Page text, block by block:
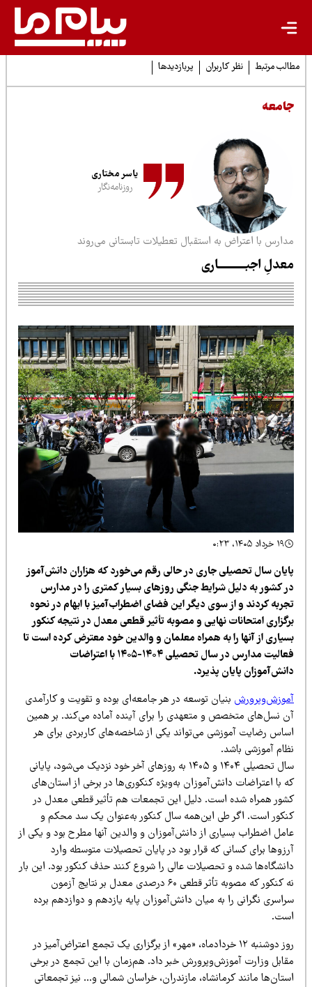
مرتبط نظر کاربران پربازدیدها
یاسر مختاری
روزنامه‌نگار
با اعتراض به استقبال تعطیلات تابستانی می‌روند
اجبــــــــــاری
سال تحصیلی جاری در حالی رقم می‌خورد که هزاران دانش‌آموز
کشور به دلیل شرایط جنگی روزهای بسیار کمتری را در مدارس
کردند و از سوی دیگر این فضای اضطراب‌آمیز با ابهام در نحوه
امتحانات نهایی و مصوبه تأثیر قطعی معدل در نتیجه کنکور
از آنها را به همراه معلمان و والدین خود معترض کرده است تا
فعالیت مدارس در سال تحصیلی ۱۴۰۴-۱۴۰۵ با اعتراضات
پایان پذیرد.
بنیان توسعه در هر جامعه‌ای بوده و تقویت و کارآمدی
نسل‌های متخصص و متعهدی را برای آینده آماده می‌کند. بر همین
رضایت آموزشی می‌تواند یکی از شاخصه‌های کاربردی برای هر
آموزشی باشد.
سال تحصیلی ۱۴۰۴ و ۱۴۰۵ به روزهای آخر خود نزدیک می‌شود، پایانی
با اعتراضات دانش‌آموزان به‌ویژه کنکوری‌ها در برخی از استان‌های
همراه شده است. دلیل این تجمعات هم تأثیر قطعی معدل در
است. اگر طی این‌همه سال کنکور به‌عنوان یک سد محکم و
اضطراب بسیاری از دانش‌آموزان و والدین آنها مطرح بود و یکی از
برای کسانی که قرار بود در پایان تحصیلات متوسطه وارد
شده و تحصیلات عالی را شروع کنند حذف کنکور بود. این بار
نه کنکور که مصوبه تأثر قطعی ۶۰ درصدی معدل بر نتایج آزمون
نگرانی را به میان دانش‌آموزان پایه یازدهم و دوازدهم برده
روز دوشنبه ۱۲ خردادماه، «مهر» از برگزاری یک تجمع اعتراض‌آمیز در
وزارت آموزش‌وپرورش خبر داد. هم‌زمان با این تجمع در برخی
مانند کرمانشاه، مازندران، خراسان شمالی و… نیز تجمعاتی